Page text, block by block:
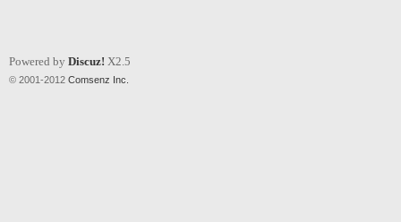
Powered by Discuz! X2.5
© 2001-2012 Comsenz Inc.